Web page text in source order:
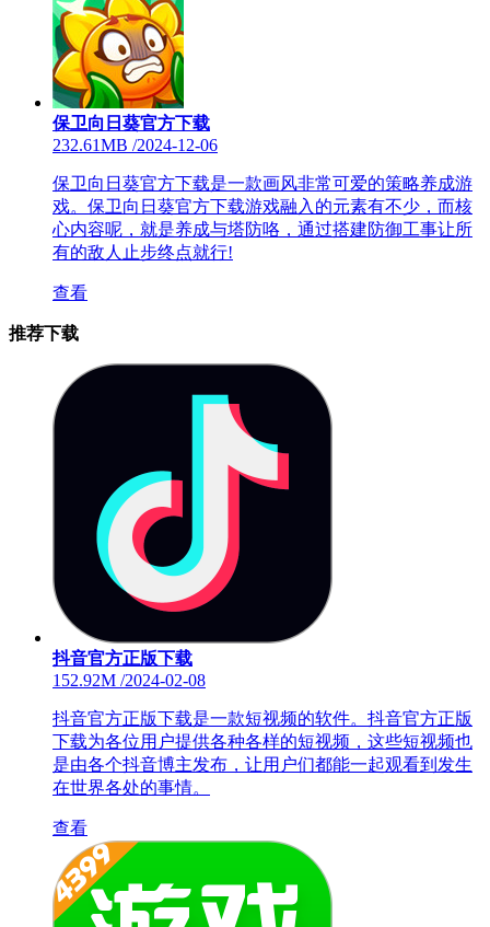
保卫向日葵官方下载
232.61MB /2024-12-06
保卫向日葵官方下载是一款画风非常可爱的策略养成游
戏。保卫向日葵官方下载游戏融入的元素有不少，而核
心内容呢，就是养成与塔防咯，通过搭建防御工事让所
有的敌人止步终点就行!
查看
推荐下载
抖音官方正版下载
152.92M /2024-02-08
抖音官方正版下载是一款短视频的软件。抖音官方正版
下载为各位用户提供各种各样的短视频，这些短视频也
是由各个抖音博主发布，让用户们都能一起观看到发生
在世界各处的事情。
查看